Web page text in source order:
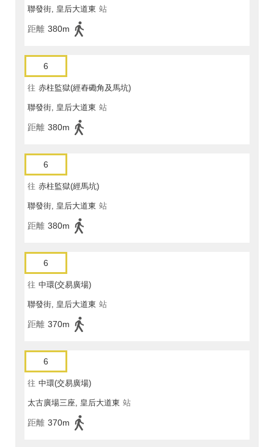
聯發街, 皇后大道東 站
距離 380m
6
往 赤柱監獄(經舂磡角及馬坑)
聯發街, 皇后大道東 站
距離 380m
6
往 赤柱監獄(經馬坑)
聯發街, 皇后大道東 站
距離 380m
6
往 中環(交易廣場)
聯發街, 皇后大道東 站
距離 370m
6
往 中環(交易廣場)
太古廣場三座, 皇后大道東 站
距離 370m